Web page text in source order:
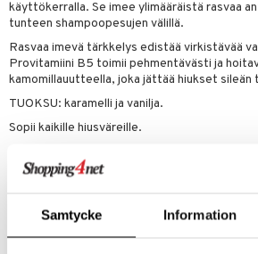
Samtycke Information
käyttökerralla. Se imee ylimääräistä rasvaa
tunteen shampoopesujen välillä.
Rasvaa imevä tärkkelys edistää virkistävää
Provitamiini B5 toimii pehmentävästi ja
kamomillauutteella, joka jättää hiukset sileän
TUOKSU: karamelli ja vanilja.
Sopii kaikille hiusväreille.
Käyttö
Pidä suutin noin 30 cm etäisyydellä
& Viikset
3: Kosteutus
ja naamiot
Elixir
Happy
Miehille
& Soujaus